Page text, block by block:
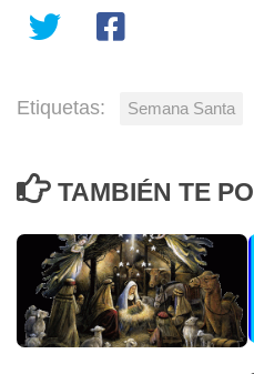
Etiquetas: Semana Santa
TAMBIÉN TE